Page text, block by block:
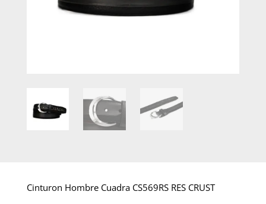
Cinturon Hombre Cuadra CS569RS RES CRUST